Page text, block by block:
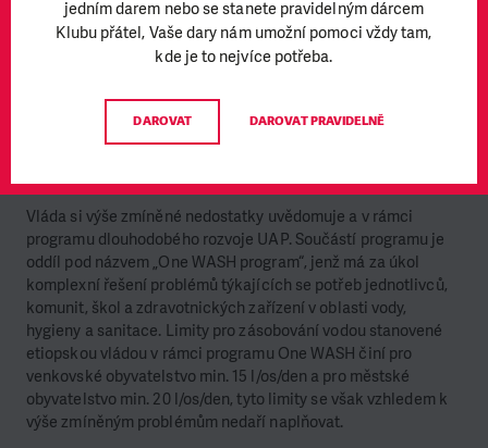
funguje na bázi flokulace – vločkování a tedy usazování
pevných částic, vázaného fluoru na dně nádrže a jejich
následnému odsávání). Nicméně nutnost úpravy podzemní
stanice navíc upravuje vodu pouze z jednoho vrtu, ze kterého
Řešení
Vláda si výše zmíněné nedostatky uvědomuje a v rámci
programu dlouhodobého rozvoje UAP. Součástí programu je
oddíl pod názvem „One WASH program“, jenž má za úkol
komplexní řešení problémů týkajících se potřeb jednotlivců,
komunit, škol a zdravotnických zařízení v oblasti vody,
hygieny a sanitace. Limity pro zásobování vodou stanovené
etiopskou vládou v rámci programu One WASH činí pro
venkovské obyvatelstvo min. 15 l/os/den a pro městské
obyvatelstvo min. 20 l/os/den, tyto limity se však vzhledem k
výše zmíněným problémům nedaří naplňovat.
jedním darem nebo se stanete pravidelným dárcem
Klubu přátel, Vaše dary nám umožní pomoci vždy tam,
kde je to nejvíce potřeba.
DAROVAT DAROVAT PRAVIDELNĚ